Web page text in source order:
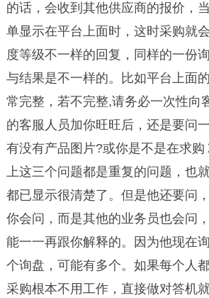
的话，会收到其他供应商的报价，
单显示在平台上面时，这时采购就
度等级不一样的回复，同样的一份
与结果是不一样的。比如平台上面
常完整，若不完整,请务必一次性向
的客服人员加你旺旺后，还是要问
有没有产品图片?或你是不是在求购
上这三个问题都是重复的问题，也
都已显示很清楚了。但是他还要问
你会问，而是其他的业务员也会问
能一一再跟你解释的。因为他现在
个询盘，可能有多个。如果每个人
采购根本不用工作，直接做对答机